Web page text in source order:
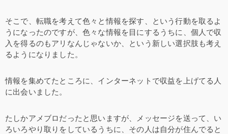
そこで、転職を考えて色々と情報を探す、という行動を取るよ
うになったのですが、色々な情報を目にするうちに、個人で収
入を得るのもアリなんじゃないか、という新しい選択肢も考え
るようになりました。
情報を集めてたところに、インターネットで収益を上げてる人
に出会いました。
たしかアメブロだったと思いますが、メッセージを送って、い
ろいろやり取りをしているうちに、その人は自分が住んでると